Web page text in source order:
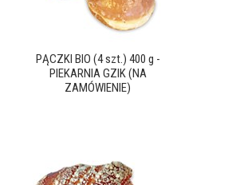
PĄCZKI BIO (4 szt.) 400 g -
PIEKARNIA GZIK (NA
ZAMÓWIENIE)